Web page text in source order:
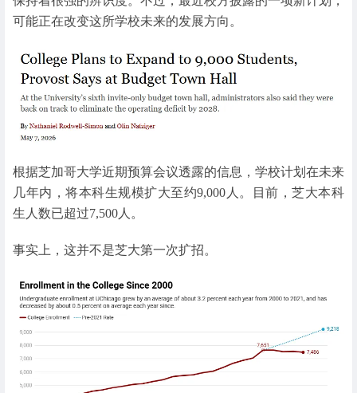
可能正在改变这所学校未来的发展方向。
根据芝加哥大学近期预算会议透露的信息，学校计划在未来
几年内，将本科生规模扩大至约9,000人。目前，芝大本科
生人数已超过7,500人。
事实上，这并不是芝大第一次扩招。